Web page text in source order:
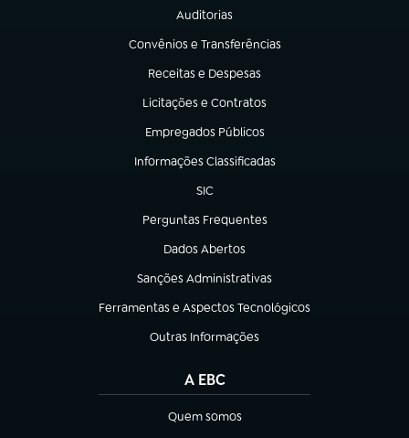
Auditorias
(abre em nova aba)
Convênios e Transferências
(abre em nova aba)
Receitas e Despesas
(abre em nova aba)
Licitações e Contratos
(abre em nova aba)
Empregados Públicos
(abre em nova aba)
Informações Classificadas
(abre em nova aba)
SIC
(abre em nova aba)
Perguntas Frequentes
(abre em nova aba)
Dados Abertos
(abre em nova aba)
Sanções Administrativas
(abre em nova aba)
Ferramentas e Aspectos Tecnológicos
(abre em nova aba)
Outras Informações
(abre em nova aba)
A EBC
Quem somos
(abre em nova aba)